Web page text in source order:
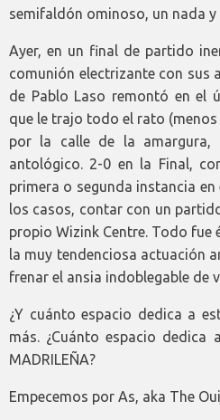
semifaldón ominoso, un nada y
Ayer, en un final de partido
comunión electrizante con sus
de Pablo Laso remontó en el
que le trajo todo el rato
por la calle de la amargura,
antológico. 2-0 en la Final,
primera o segunda instancia en
los casos, contar con un
propio Wizink Centre. Todo fue
la muy tendenciosa actuación
frenar el ansia indoblegable de
¿Y cuánto espacio dedica a
más. ¿Cuánto espacio dedica
MADRILEÑA?
Empecemos por As, aka The